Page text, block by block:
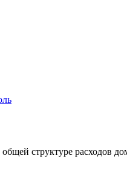
структуре расходов